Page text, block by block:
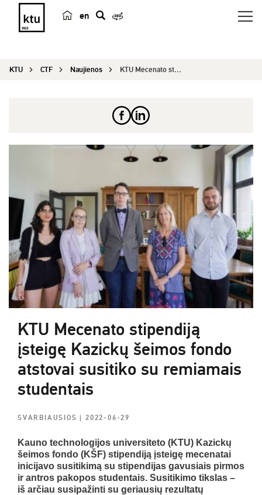
en
e
KTU CTF Naujienos KTU Mecenato stipendiją įsteigę Kazickų šeimos f...
KTU Mecenato stipendiją
įsteigę Kazickų šeimos fondo
atstovai susitiko su remiamais
studentais
SVARBIAUSIOS| 2022-06-29
Kauno technologijos universiteto (KTU) Kazickų
šeimos fondo (KŠF) stipendiją įsteigę mecenatai
inicijavo susitikimą su stipendijas gavusiais pirmos
ir antros pakopos studentais. Susitikimo tikslas –
iš arčiau susipažinti su geriausių rezultatų